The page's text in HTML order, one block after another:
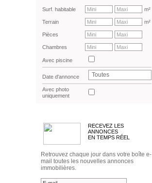
Surf. habitable m²
Terrain m²
Pièces
Chambres
Avec piscine
Date d'annonce Toutes
Avec photo
uniquement
RECEVEZ LES
ANNONCES
EN TEMPS RÉEL
Retrouvez chaque jour dans votre boîte e-
mail toutes les nouvelles annonces
immobilières.